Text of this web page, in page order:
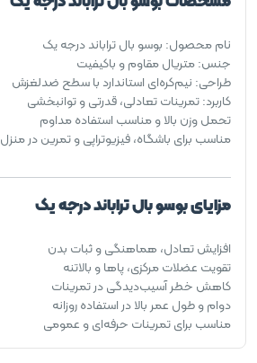
نام محصول: بوسو بال تراباند درجه یک
جنس: متریال مقاوم و باکیفیت
طراحی: نیم‌کره‌ای استاندارد با سطح ضدلغزش
کاربرد: تمرینات تعادلی، قدرتی و توانبخشی
تحمل وزن بالا و مناسب استفاده مداوم
مناسب برای باشگاه، فیزیوتراپی و تمرین در منزل
مزایای بوسو بال تراباند درجه یک
افزایش تعادل، هماهنگی و ثبات بدن
تقویت عضلات مرکزی، پاها و بالاتنه
کاهش خطر آسیب‌دیدگی در تمرینات
دوام و طول عمر بالا در استفاده روزانه
مناسب برای تمرینات حرفه‌ای و عمومی